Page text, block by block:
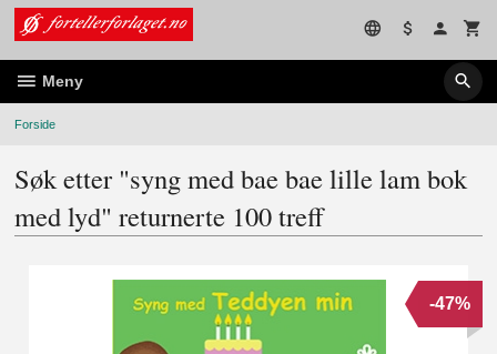
Gå
innholdet
Meny
Forside
Søk etter "syng med bae bae lille lam bok
med lyd" returnerte 100 treff
-47%